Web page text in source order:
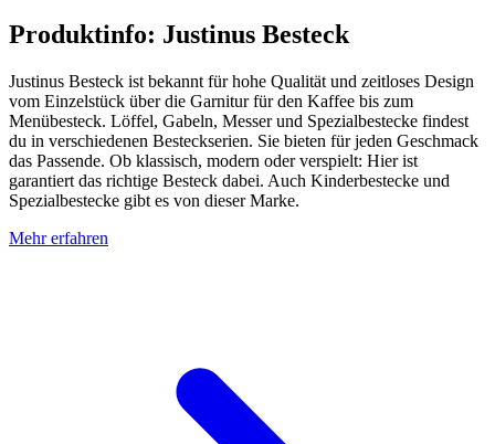
Produktinfo: Justinus Besteck
Justinus Besteck ist bekannt für hohe Qualität und zeitloses Design
vom Einzelstück über die Garnitur für den Kaffee bis zum
Menübesteck. Löffel, Gabeln, Messer und Spezialbestecke findest
du in verschiedenen Besteckserien. Sie bieten für jeden Geschmack
das Passende. Ob klassisch, modern oder verspielt: Hier ist
garantiert das richtige Besteck dabei. Auch Kinderbestecke und
Spezialbestecke gibt es von dieser Marke.
Mehr erfahren